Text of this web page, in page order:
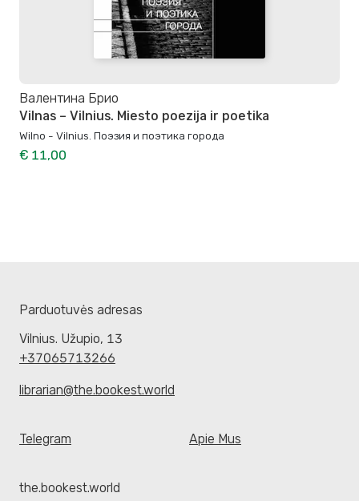
Валентина Брио
Vilnas – Vilnius. Miesto poezija ir poetika
Wilno - Vilnius. Поэзия и поэтика города
€ 11,00
Parduotuvės adresas
Vilnius. Užupio, 13
+37065713266
librarian@the.bookest.world
Telegram Apie Mus
the.bookest.world